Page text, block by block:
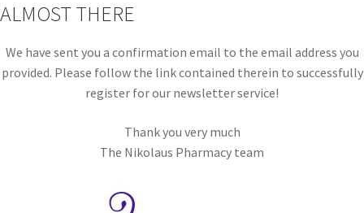
ALMOST THERE
We have sent you a confirmation email to the email address you
provided. Please follow the link contained therein to successfully
register for our newsletter service!
Thank you very much
The Nikolaus Pharmacy team